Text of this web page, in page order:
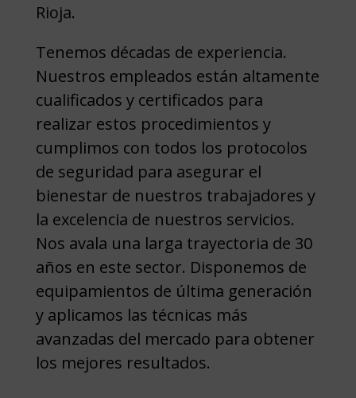
Rioja.
Tenemos décadas de experiencia.
Nuestros empleados están altamente
cualificados y certificados para
realizar estos procedimientos y
cumplimos con todos los protocolos
de seguridad para asegurar el
bienestar de nuestros trabajadores y
la excelencia de nuestros servicios.
Nos avala una larga trayectoria de 30
años en este sector. Disponemos de
equipamientos de última generación
y aplicamos las técnicas más
avanzadas del mercado para obtener
los mejores resultados.